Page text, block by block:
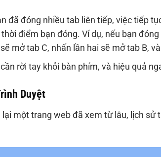
đã đóng nhiều tab liên tiếp, việc tiếp
điểm bạn đóng. Ví dụ, nếu bạn đóng
mở tab C, nhấn lần hai sẽ mở tab B,
rời tay khỏi bàn phím, và hiệu quả
Duyệt
một trang web đã xem từ lâu, lịch sử